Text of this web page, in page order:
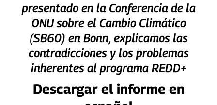
presentado en la Conferencia de la
ONU sobre el Cambio Climático
(SB60) en Bonn, explicamos las
contradicciones y los problemas
inherentes al programa REDD+
Descargar el informe en